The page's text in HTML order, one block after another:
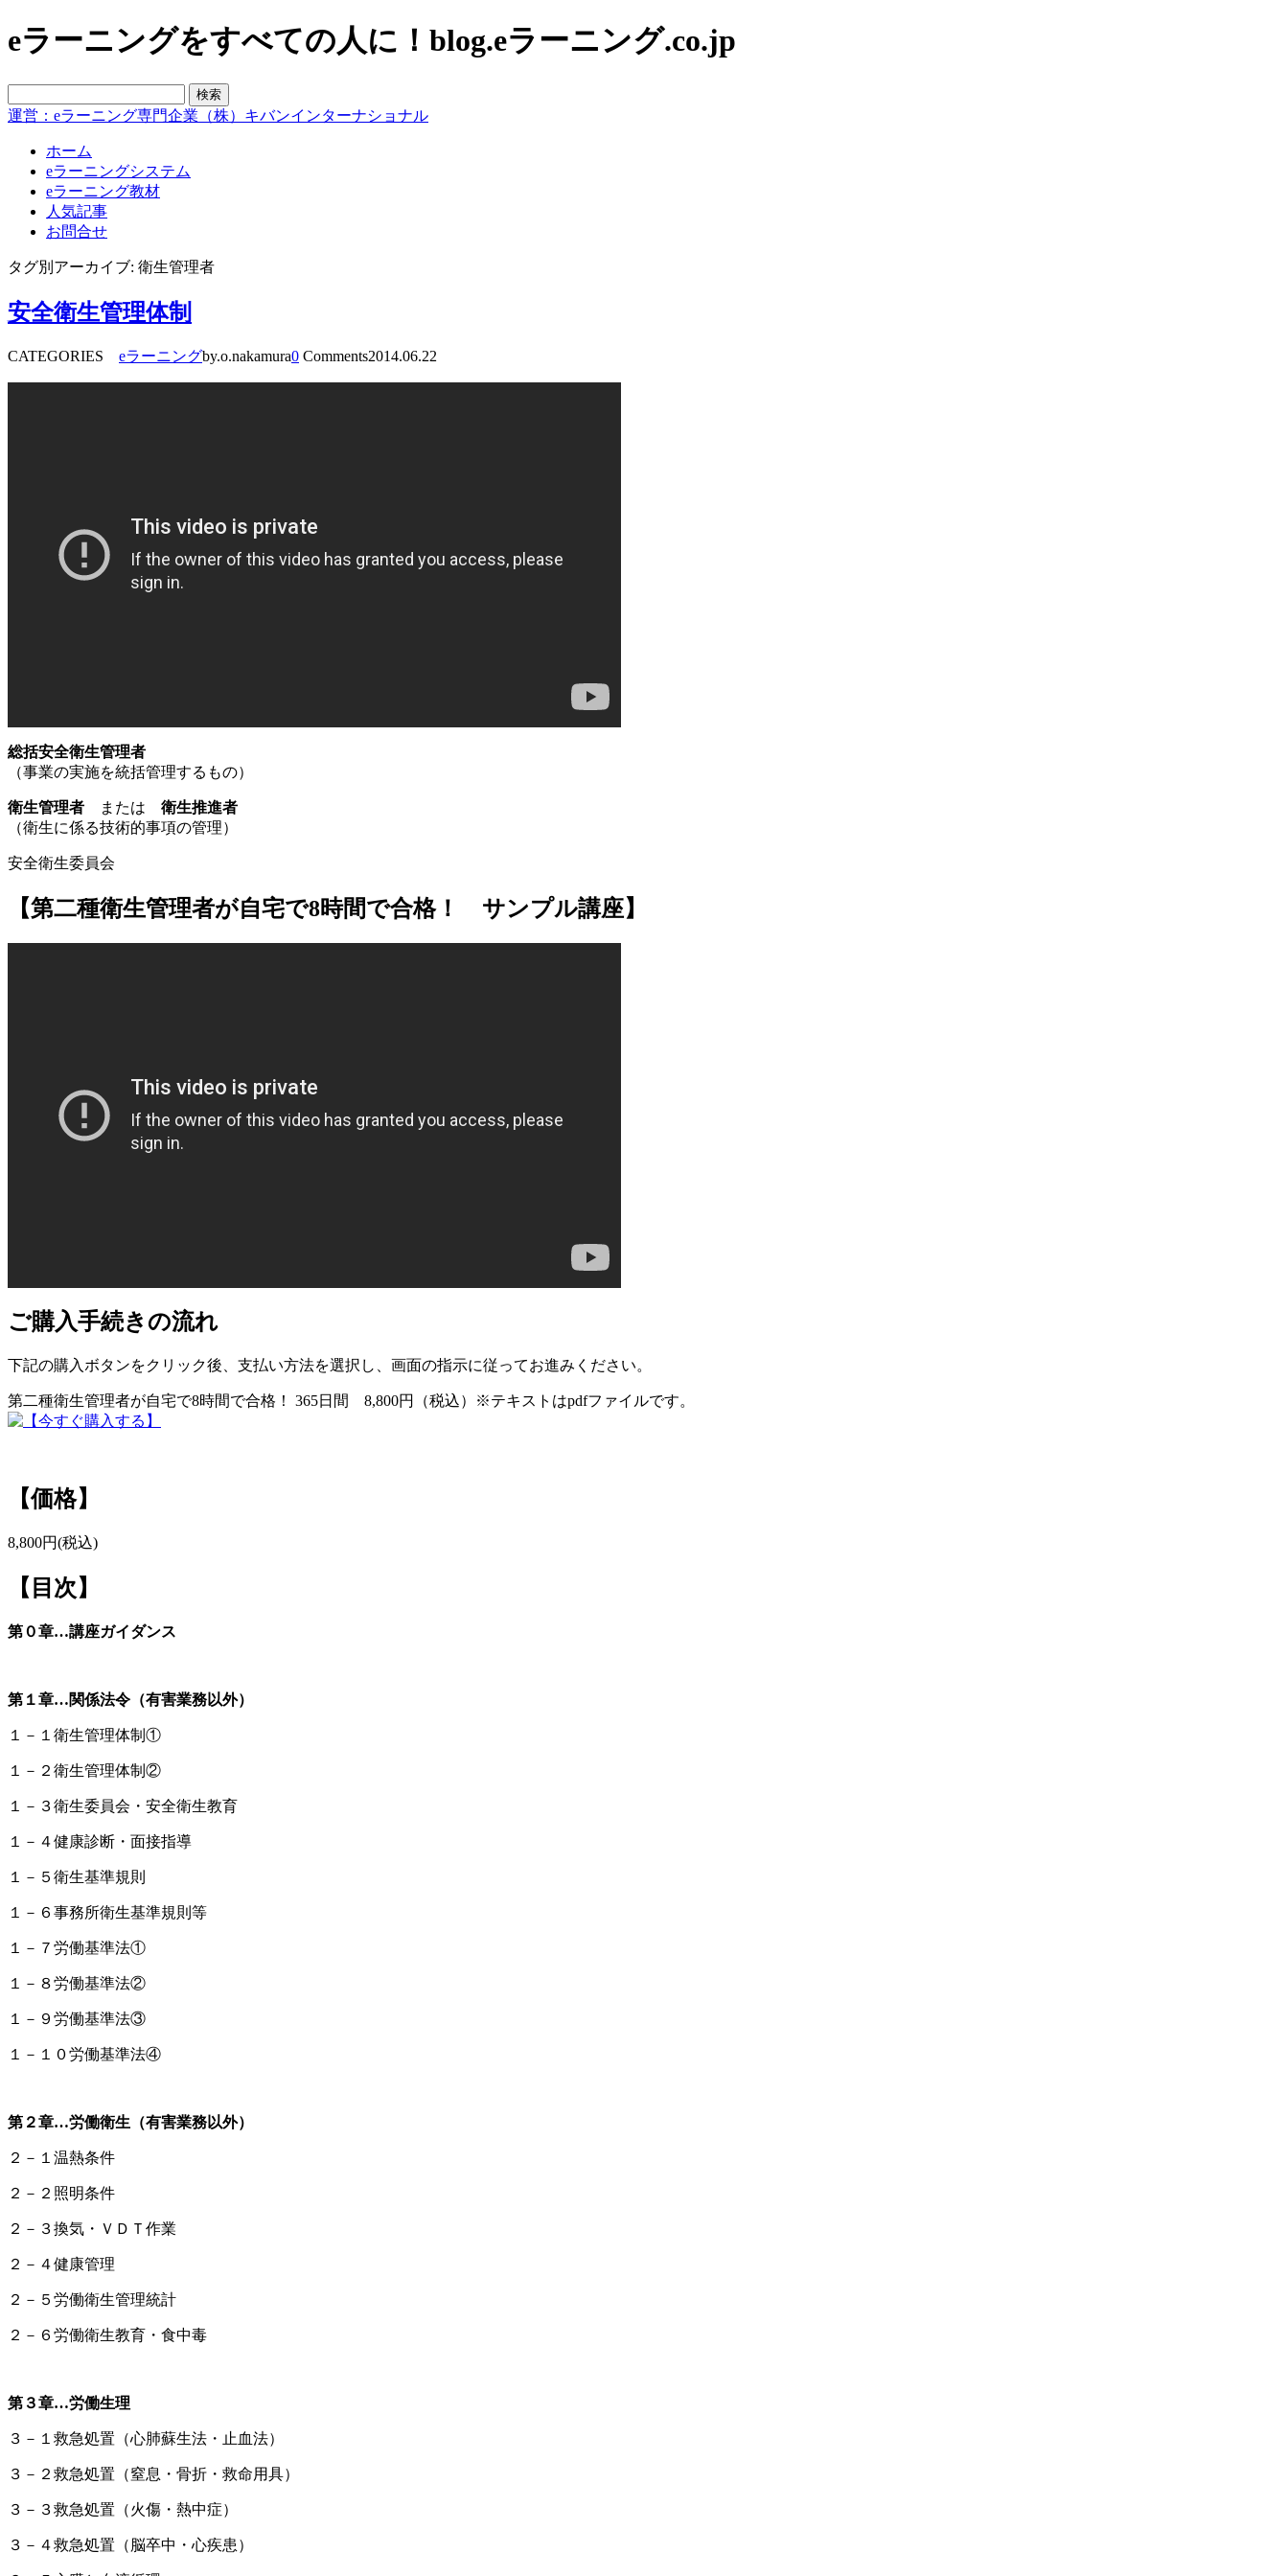
eラーニングをすべての人に！blog.eラーニング.co.jp
運営：eラーニング専門企業（株）キバンインターナショナル
ホーム
eラーニングシステム
eラーニング教材
人気記事
お問合せ
タグ別アーカイブ: 衛生管理者
安全衛生管理体制
CATEGORIES eラーニングby.o.nakamura0 Comments2014.06.22
総括安全衛生管理者
（事業の実施を統括管理するもの）
衛生管理者 または 衛生推進者
（衛生に係る技術的事項の管理）
安全衛生委員会
【第二種衛生管理者が自宅で8時間で合格！ サンプル講座】
ご購入手続きの流れ
下記の購入ボタンをクリック後、支払い方法を選択し、画面の指示に従ってお進みください。
第二種衛生管理者が自宅で8時間で合格！ 365日間 8,800円（税込）※テキストはpdfファイルです。
【価格】
8,800円(税込)
【目次】
第０章…講座ガイダンス
第１章…関係法令（有害業務以外）
１－１衛生管理体制①
１－２衛生管理体制②
１－３衛生委員会・安全衛生教育
１－４健康診断・面接指導
１－５衛生基準規則
１－６事務所衛生基準規則等
１－７労働基準法①
１－８労働基準法②
１－９労働基準法③
１－１０労働基準法④
第２章…労働衛生（有害業務以外）
２－１温熱条件
２－２照明条件
２－３換気・ＶＤＴ作業
２－４健康管理
２－５労働衛生管理統計
２－６労働衛生教育・食中毒
第３章…労働生理
３－１救急処置（心肺蘇生法・止血法）
３－２救急処置（窒息・骨折・救命用具）
３－３救急処置（火傷・熱中症）
３－４救急処置（脳卒中・心疾患）